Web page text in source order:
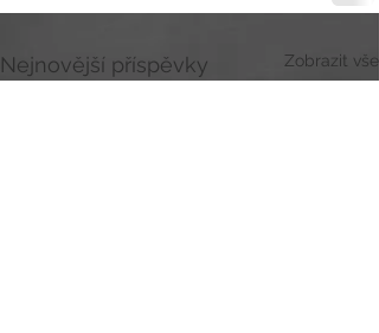
Nejnovější příspěvky Zobrazit vše